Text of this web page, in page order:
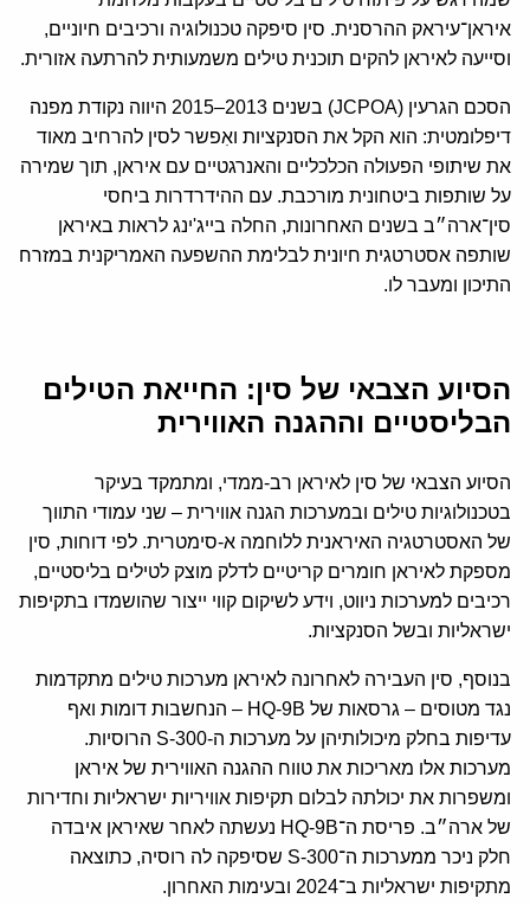
איראן־עיראק ההרסנית. סין סיפקה טכנולוגיה ורכיבים חיוניים,
וסייעה לאיראן להקים תוכנית טילים משמעותית להרתעה אזורית.
הסכם הגרעין (JCPOA) בשנים 2013–2015 היווה נקודת מפנה
דיפלומטית: הוא הקל את הסנקציות ואִפשר לסין להרחיב מאוד
את שיתופי הפעולה הכלכליים והאנרגטיים עם איראן, תוך שמירה
על שותפות ביטחונית מורכבת. עם ההידרדרות ביחסי
סין־ארה״ב בשנים האחרונות, החלה בייג'ינג לראות באיראן
שותפה אסטרטגית חיונית לבלימת ההשפעה האמריקנית במזרח
התיכון ומעבר לו.
הסיוע הצבאי של סין: החייאת הטילים
הבליסטיים וההגנה האווירית
הסיוע הצבאי של סין לאיראן רב-ממדי, ומתמקד בעיקר
בטכנולוגיות טילים ובמערכות הגנה אווירית – שני עמודי התווך
של האסטרטגיה האיראנית ללוחמה א-סימטרית. לפי דוחות, סין
מספקת לאיראן חומרים קריטיים לדלק מוצק לטילים בליסטיים,
רכיבים למערכות ניווט, וידע לשיקום קווי ייצור שהושמדו בתקיפות
ישראליות ובשל הסנקציות.
בנוסף, סין העבירה לאחרונה לאיראן מערכות טילים מתקדמות
נגד מטוסים – גרסאות של HQ-9B – הנחשבות דומות ואף
עדיפות בחלק מיכולותיהן על מערכות ה-S-300 הרוסיות.
מערכות אלו מאריכות את טווח ההגנה האווירית של איראן
ומשפרות את יכולתה לבלום תקיפות אוויריות ישראליות וחדירות
של ארה״ב. פריסת ה־HQ-9B נעשתה לאחר שאיראן איבדה
חלק ניכר ממערכות ה־S-300 שסיפקה לה רוסיה, כתוצאה
מתקיפות ישראליות ב־2024 ובעימות האחרון.